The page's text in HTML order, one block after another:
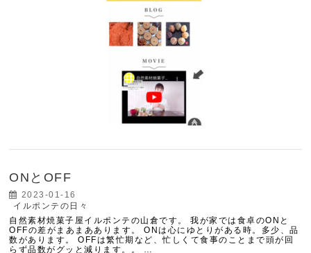
ONとOFF
2023-01-16
イルポンテの日々
自然素材焼菓子屋イルポンテの山倉です。 我が家では食卓のONと
OFFの差がまあまああります。 ONは心にゆとりがある時。多少、品
数があります。 OFFは繁忙期など、忙しくて食事のことまで頭が回
らず品数がグッと減ります。。 …